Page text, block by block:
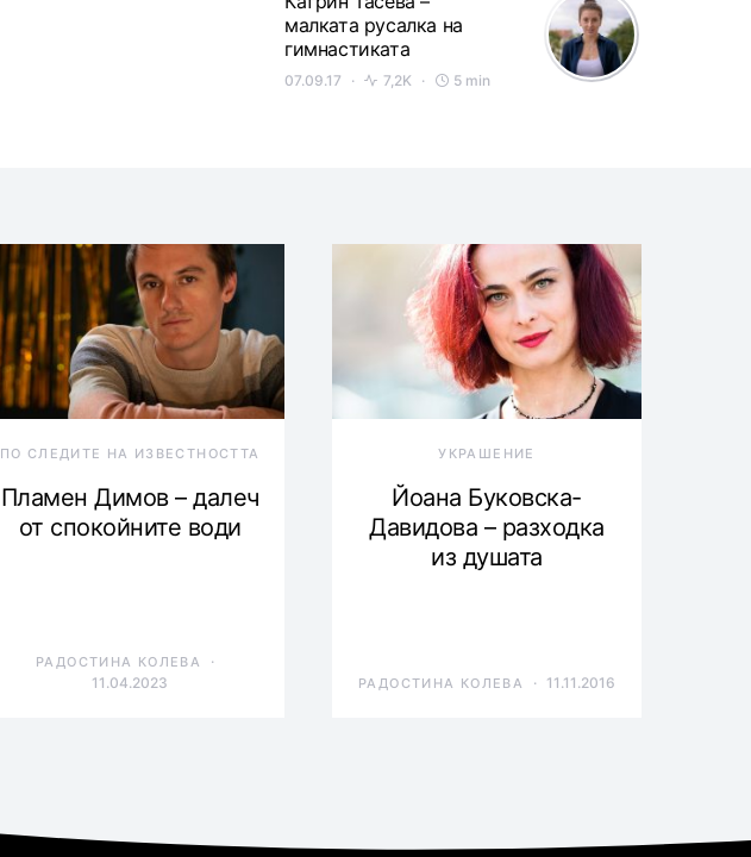
малката русалка на
гимнастиката
07.09.17 7,2K 5 min
ПО СЛЕДИТЕ НА ИЗВЕСТНОСТТА
Пламен Димов – далеч
от спокойните води
РАДОСТИНА КОЛЕВА
11.04.2023
УКРАШЕНИЕ
Йоана Буковска-
Давидова – разходка
из душата
РАДОСТИНА КОЛЕВА 11.11.2016